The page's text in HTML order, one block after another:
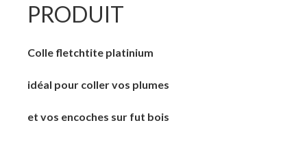
PRODUIT
Colle fletchtite platinium
idéal pour coller vos plumes
et vos encoches sur fut bois